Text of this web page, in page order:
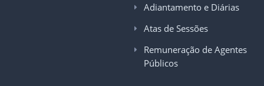
Adiantamento e Diárias
Atas de Sessões
Remuneração de Agentes
Públicos